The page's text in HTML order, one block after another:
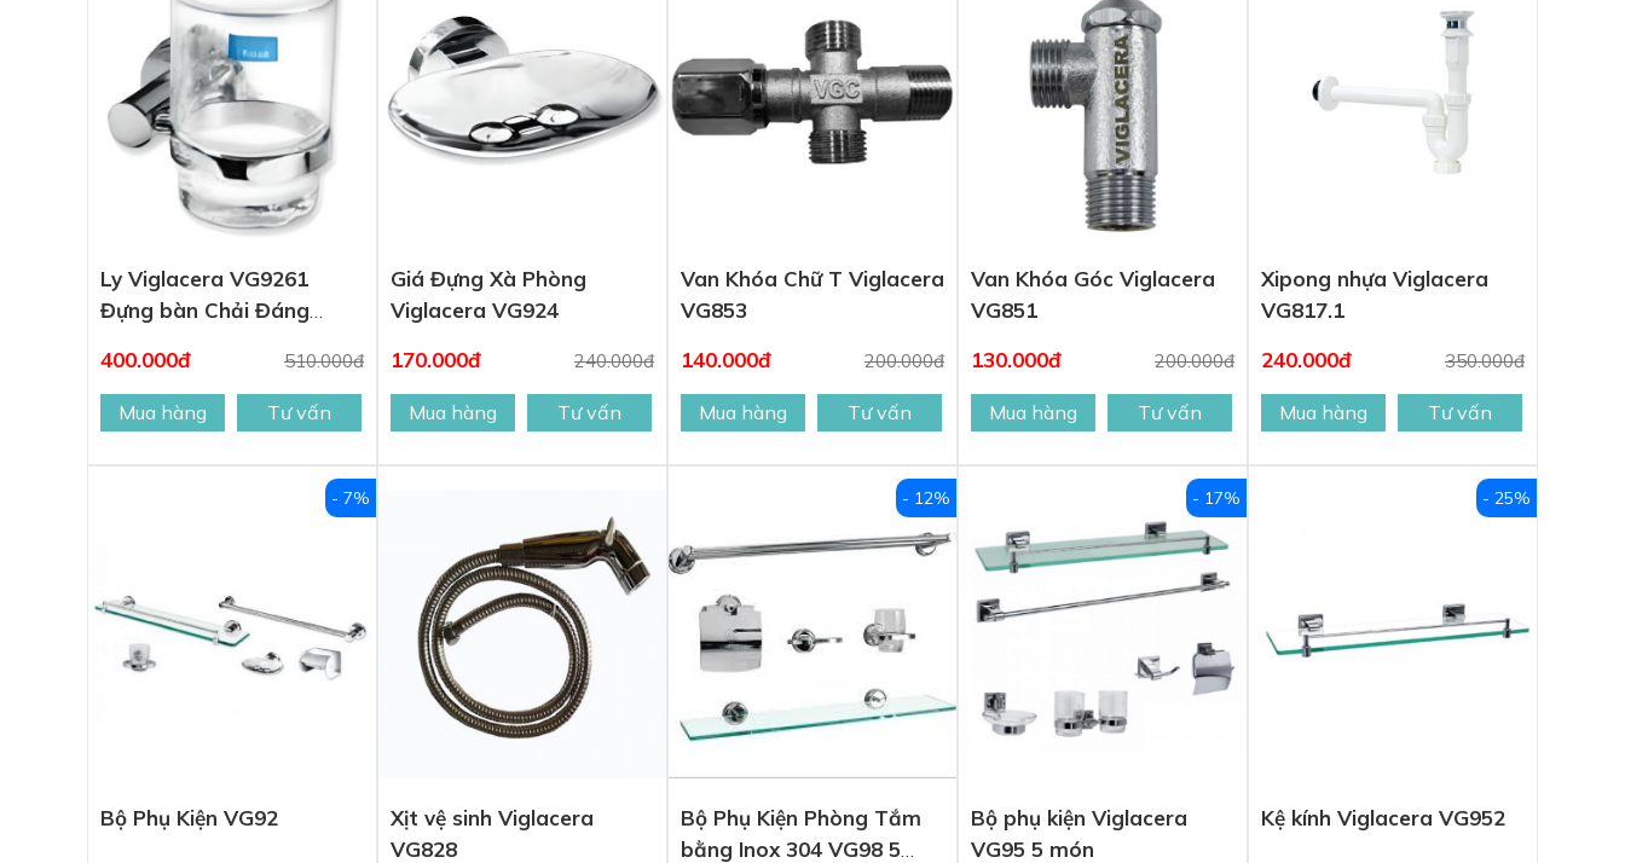
Ly Viglacera VG9261
Đựng bàn Chải Đáng
400.000đ 510.000đ
Mua hàng Tư vấn
Giá Đựng Xà Phòng
Viglacera VG924
170.000đ
240.000đ
Mua hàng Tư vấn
Van Khóa Chữ T Viglacera
VG853
140.000đ
200.000đ
Mua hàng Tư vấn
Van Khóa Góc Viglacera
VG851
130.000đ
200.000đ
Mua hàng Tư vấn
Xipong nhựa Viglacera
VG817.1
240.000đ
350.000đ
Mua hàng Tư vấn
Bộ Phụ Kiện VG92
- 7%
Xịt vệ sinh Viglacera
VG828
Bộ Phụ Kiện Phòng Tắm
bằng Inox 304 VG98 5
- 12%
Bộ phụ kiện Viglacera
VG95 5 món
- 17%
Kệ kính Viglacera VG952
- 25%